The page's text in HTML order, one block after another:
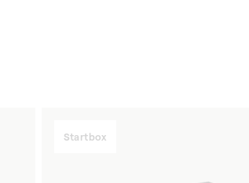
Startbox